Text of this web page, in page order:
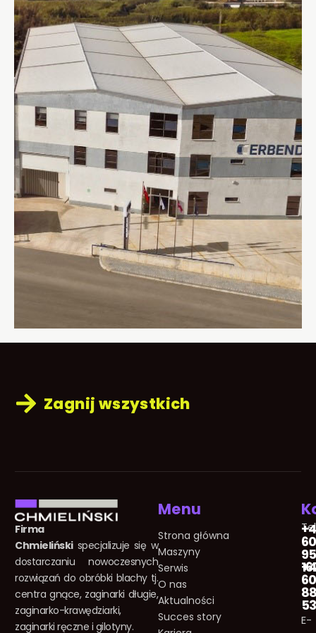
Zagnij wszystkich
Firma
Chmielińskispecjalizuje się w
dostarczaniu nowoczesnych
rozwiązań do obróbki blachy tj.
centra gnące, zaginarki długie,
zaginarko-krawędziarki,
zaginarki ręczne i gilotyny.
Menu
Strona główna
Maszyny
Serwis
O nas
Aktualności
Succes story
E-